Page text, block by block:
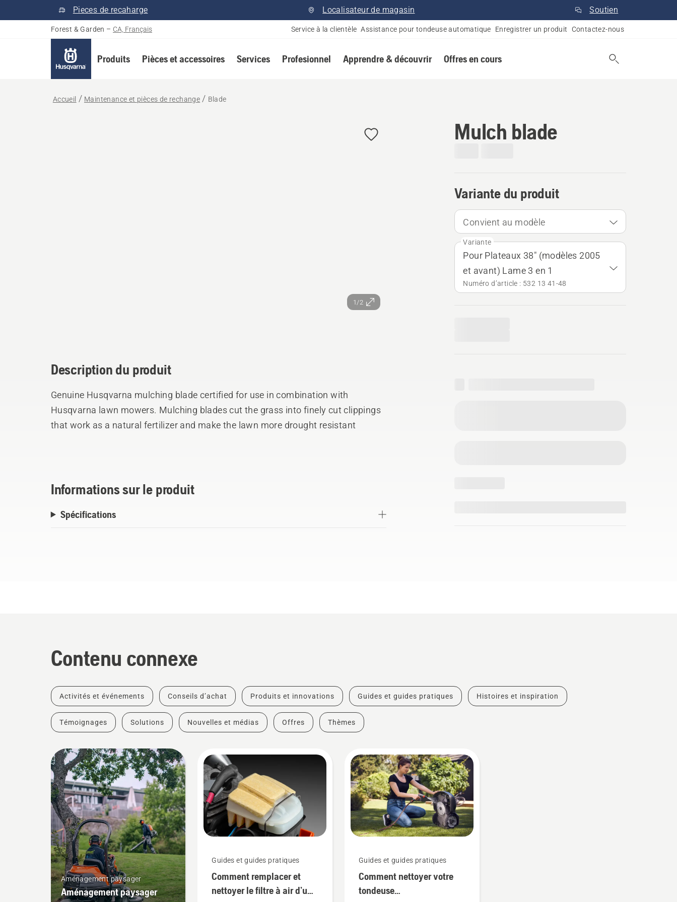
Pieces de recaharge Localisateur de magasin Soutien
Forest & Garden – CA, Français Service à la clientèle Assistance pour tondeuse automatique Enregistrer un produit Contactez-nous
Produits Pièces et accessoires Services Profesionnel Apprendre & découvrir Offres en cours
Accueil Maintenance et pièces de rechange Blade
1/2
Mulch blade
Variante du produit
Convient au modèle
Variante
Pour Plateaux 38" (modèles 2005
et avant) Lame 3 en 1
Numéro d’article : 532 13 41‑48
Description du produit
Genuine Husqvarna mulching blade certified for use in combination with
Husqvarna lawn mowers. Mulching blades cut the grass into finely cut clippings
that work as a natural fertilizer and make the lawn more drought resistant
Informations sur le produit
Spécifications
Contenu connexe
Activités et événements Conseils d’achat Produits et innovations Guides et guides pratiques Histoires et inspiration
Témoignages Solutions Nouvelles et médias Offres Thèmes
Aménagement paysager
Aménagement paysager
Guides et guides pratiques
Comment remplacer et
nettoyer le filtre à air d’une
Guides et guides pratiques
Comment nettoyer votre
tondeuse